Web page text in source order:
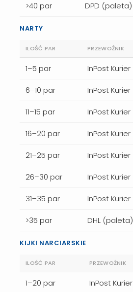
>40 par DPD (paleta)
NARTY
ILOŚĆ PAR PRZEWOŹNIK
1–5 par InPost Kurier
6–10 par InPost Kurier
11–15 par InPost Kurier
16–20 par InPost Kurier
21–25 par InPost Kurier
26–30 par InPost Kurier
31–35 par InPost Kurier
>35 par DHL (paleta)
KIJKI NARCIARSKIE
ILOŚĆ PAR PRZEWOŹNIK
1–20 par InPost Kurier